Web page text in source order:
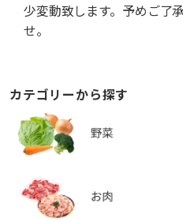
少変動致します。予めご了
せ。
カテゴリーから探す